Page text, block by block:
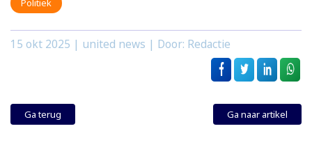
Politiek
15 okt 2025 | united news | Door: Redactie
Ga terug Ga naar artikel